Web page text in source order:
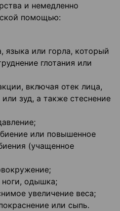
и немедленно
помощью:
языка или горла, который
глотания или
включая отек лица,
зуд, а также стеснение
или повышенное
(учащенное
одышка;
увеличение веса;
или сыпь.